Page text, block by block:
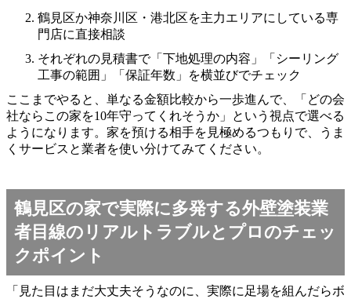
鶴見区か神奈川区・港北区を主力エリアにしている専
門店に直接相談
それぞれの見積書で「下地処理の内容」「シーリング
工事の範囲」「保証年数」を横並びでチェック
ここまでやると、単なる金額比較から一歩進んで、「どの会
社ならこの家を10年守ってくれそうか」という視点で選べる
ようになります。家を預ける相手を見極めるつもりで、うま
くサービスと業者を使い分けてみてください。
鶴見区の家で実際に多発する外壁塗装業
者目線のリアルトラブルとプロのチェッ
クポイント
「見た目はまだ大丈夫そうなのに、実際に足場を組んだらボ